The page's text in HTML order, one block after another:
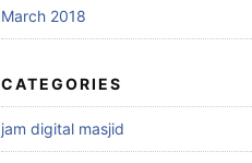
March 2018
CATEGORIES
jam digital masjid